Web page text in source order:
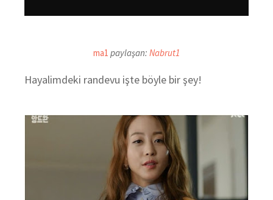
ma1 paylaşan: Nabrut1
Hayalimdeki randevu işte böyle bir şey!